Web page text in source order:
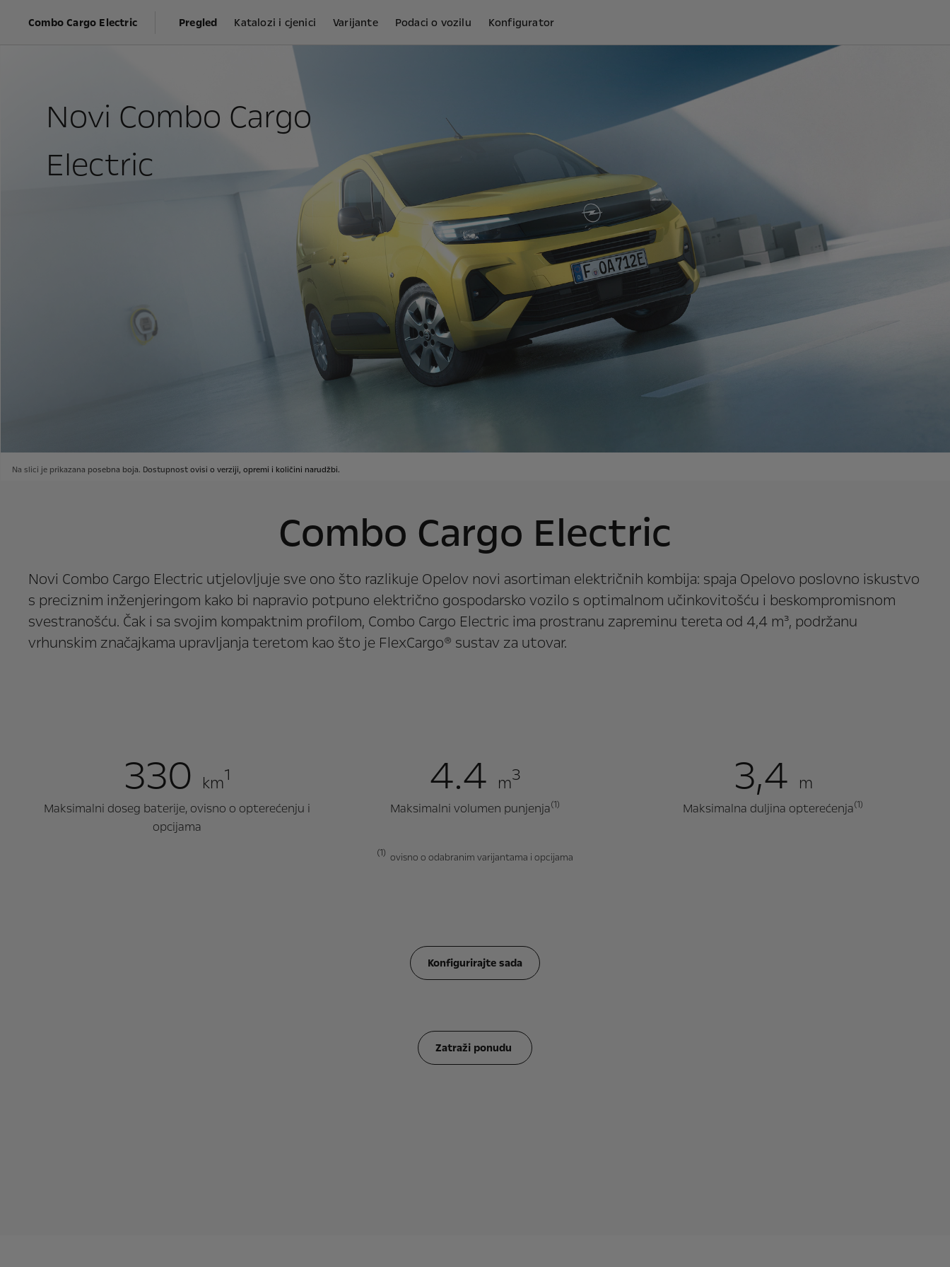
Combo Cargo Electric Pregled Katalozi i cjenici Varijante Podaci o vozilu Konfigurator
Na slici je prikazana posebna boja. Dostupnost ovisi o verziji, opremi i količini narudžbi.
Novi Combo Cargo
Electric
Combo Cargo Electric
Novi Combo Cargo Electric utjelovljuje sve ono što razlikuje Opelov novi asortiman električnih kombija: spaja Opelovo poslovno iskustvo
s preciznim inženjeringom kako bi napravio potpuno električno gospodarsko vozilo s optimalnom učinkovitošću i beskompromisnom
svestranošću. Čak i sa svojim kompaktnim profilom, Combo Cargo Electric ima prostranu zapreminu tereta od 4,4 m³, podržanu
vrhunskim značajkama upravljanja teretom kao što je FlexCargo® sustav za utovar.
330 km1
Maksimalni doseg baterije, ovisno o opterećenju i
opcijama
4.4 m3
Maksimalni volumen punjenja(1)
3,4 m
Maksimalna duljina opterećenja(1)
(1) ovisno o odabranim varijantama i opcijama
Konfigurirajte sada
Zatraži ponudu